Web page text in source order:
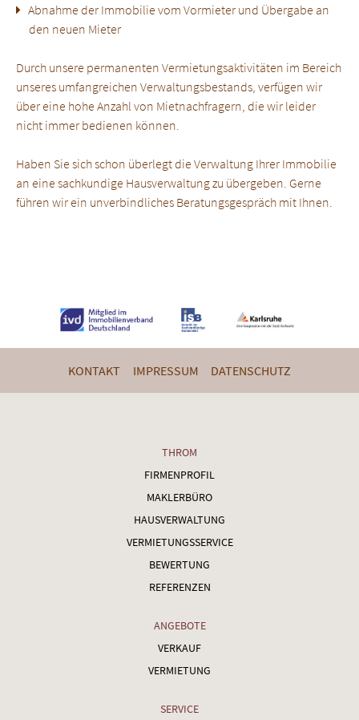
Abnahme der Immobilie vom Vormieter und Übergabe an
den neuen Mieter
Durch unsere permanenten Vermietungsaktivitäten im Bereich
unseres umfangreichen Verwaltungsbestands, verfügen wir
über eine hohe Anzahl von Mietnachfragern, die wir leider
nicht immer bedienen können.
Haben Sie sich schon überlegt die Verwaltung Ihrer Immobilie
an eine sachkundige Hausverwaltung zu übergeben. Gerne
führen wir ein unverbindliches Beratungsgespräch mit Ihnen.
KONTAKT IMPRESSUM DATENSCHUTZ
THROM
FIRMENPROFIL
MAKLERBÜRO
HAUSVERWALTUNG
VERMIETUNGSSERVICE
BEWERTUNG
REFERENZEN
ANGEBOTE
VERKAUF
VERMIETUNG
SERVICE